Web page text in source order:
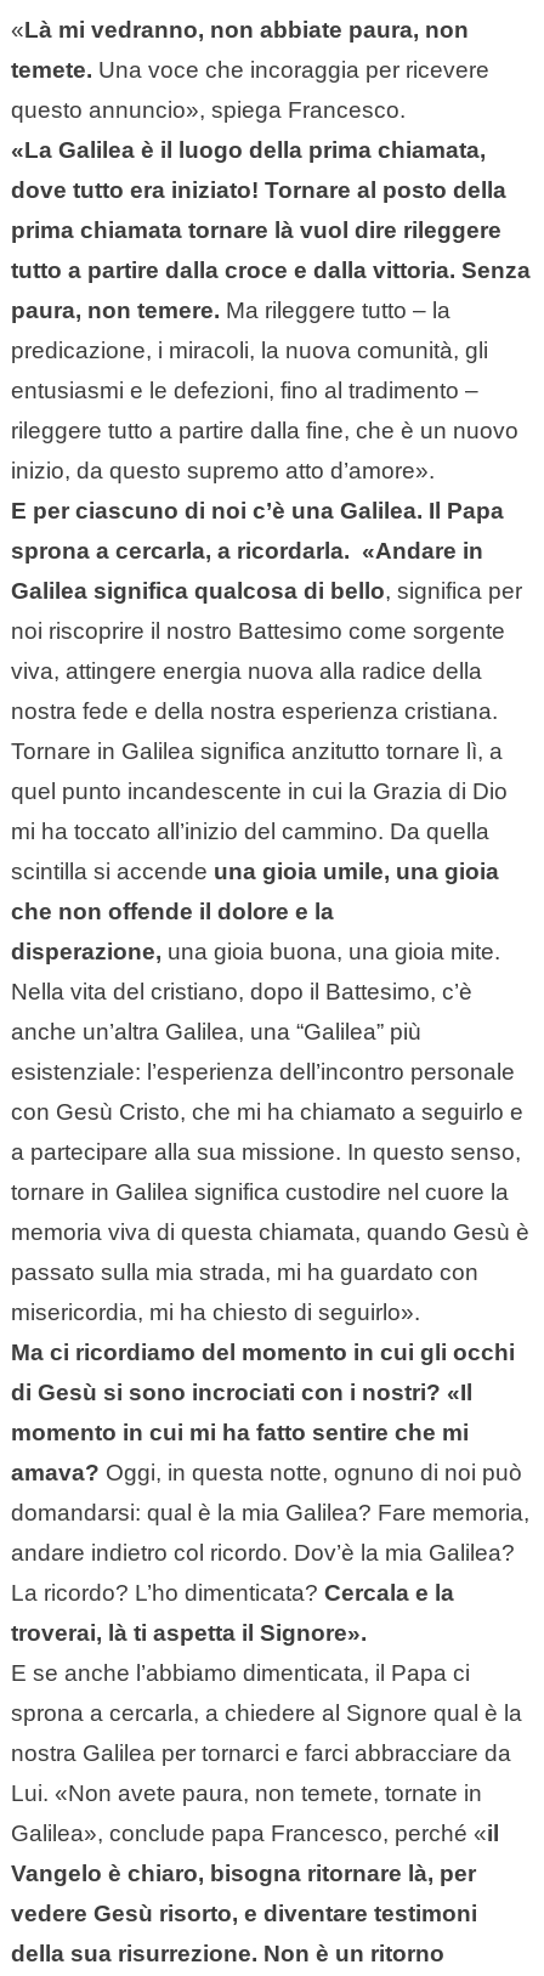
«Là mi vedranno, non abbiate paura, non
temete. Una voce che incoraggia per ricevere
questo annuncio», spiega Francesco.
«La Galilea è il luogo della prima chiamata,
dove tutto era iniziato! Tornare al posto della
prima chiamata tornare là vuol dire rileggere
tutto a partire dalla croce e dalla vittoria. Senza
paura, non temere. Ma rileggere tutto – la
predicazione, i miracoli, la nuova comunità, gli
entusiasmi e le defezioni, fino al tradimento –
rileggere tutto a partire dalla fine, che è un nuovo
inizio, da questo supremo atto d’amore».
E per ciascuno di noi c’è una Galilea. Il Papa
sprona a cercarla, a ricordarla. «Andare in
Galilea significa qualcosa di bello, significa per
noi riscoprire il nostro Battesimo come sorgente
viva, attingere energia nuova alla radice della
nostra fede e della nostra esperienza cristiana.
Tornare in Galilea significa anzitutto tornare lì, a
quel punto incandescente in cui la Grazia di Dio
mi ha toccato all’inizio del cammino. Da quella
scintilla si accende una gioia umile, una gioia
che non offende il dolore e la
disperazione, una gioia buona, una gioia mite.
Nella vita del cristiano, dopo il Battesimo, c’è
anche un’altra Galilea, una “Galilea” più
esistenziale: l’esperienza dell’incontro personale
con Gesù Cristo, che mi ha chiamato a seguirlo e
a partecipare alla sua missione. In questo senso,
tornare in Galilea significa custodire nel cuore la
memoria viva di questa chiamata, quando Gesù è
passato sulla mia strada, mi ha guardato con
misericordia, mi ha chiesto di seguirlo».
Ma ci ricordiamo del momento in cui gli occhi
di Gesù si sono incrociati con i nostri? «Il
momento in cui mi ha fatto sentire che mi
amava? Oggi, in questa notte, ognuno di noi può
domandarsi: qual è la mia Galilea? Fare memoria,
andare indietro col ricordo. Dov’è la mia Galilea?
La ricordo? L’ho dimenticata? Cercala e la
troverai, là ti aspetta il Signore».
E se anche l’abbiamo dimenticata, il Papa ci
sprona a cercarla, a chiedere al Signore qual è la
nostra Galilea per tornarci e farci abbracciare da
Lui. «Non avete paura, non temete, tornate in
Galilea», conclude papa Francesco, perché «il
Vangelo è chiaro, bisogna ritornare là, per
vedere Gesù risorto, e diventare testimoni
della sua risurrezione. Non è un ritorno